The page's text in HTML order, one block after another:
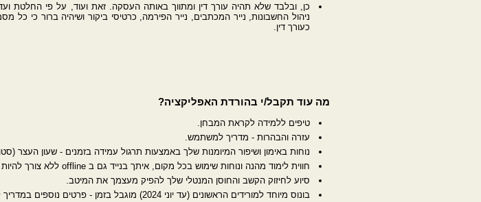
ניהול החשבונות, נייר המכתבים, נייר הפירמה, כרטיסי ביקור ושיהיה ברור כי כל
כעורך דין.
מה עוד תקבל/י בהורדת האפליקציה?
טיפים ללמידה לקראת המבחן.
עזרה והבהרות - מדריך למשתמש.
נוחות באימון ושיפור המיומנות שלך באמצעות תרגול עמידה בזמנים - שעון העצר
חווית לימוד מהנה ונוחות שימוש בכל מקום, איתך בנייד גם ב offline ללא צורך להיות מחוברים לאינטרנט!
סיוע לחיזוק הקשב והחוסן המנטלי שלך להפיק מעצמך את המיטב.
בונוס מיוחד למורידים הראשונים (עד יוני 2024) מוגבל בזמן - פרטים נוספים במדריך למשתמש בתוך האפליקציה